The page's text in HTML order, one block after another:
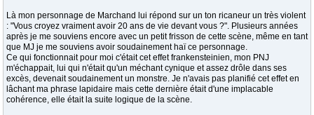
Là mon personnage de Marchand lui répond sur un ton ricaneur un très violent
: "Vous croyez vraiment avoir 20 ans de vie devant vous ?". Plusieurs années
après je me souviens encore avec un petit frisson de cette scène, même en tant
que MJ je me souviens avoir soudainement haï ce personnage.
Ce qui fonctionnait pour moi c'était cet effet frankensteinien, mon PNJ
m'échappait, lui qui n'était qu'un méchant cynique et assez drôle dans ses
excès, devenait soudainement un monstre. Je n'avais pas planifié cet effet en
lâchant ma phrase lapidaire mais cette dernière était d'une implacable
cohérence, elle était la suite logique de la scène.